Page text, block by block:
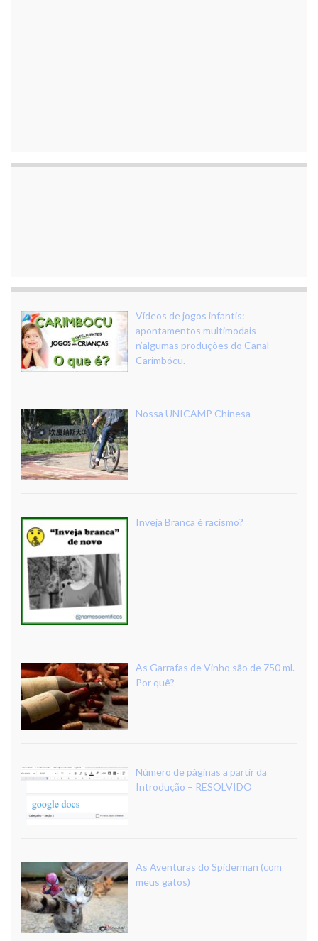
Vídeos de jogos infantis:
apontamentos multimodais
n’algumas produções do Canal
Carimbócu.
Nossa UNICAMP Chinesa
Inveja Branca é racismo?
As Garrafas de Vinho são de 750 ml.
Por quê?
Número de páginas a partir da
Introdução – RESOLVIDO
As Aventuras do Spiderman (com
meus gatos)